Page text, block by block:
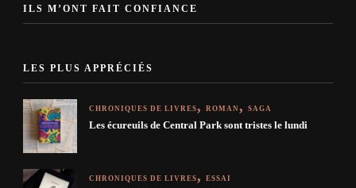
ILS M’ONT FAIT CONFIANCE
LES PLUS APPRÉCIÉS
CHRONIQUES DE LIVRES ROMAN SAGA
Les écureuils de Central Park sont tristes le lundi
CHRONIQUES DE LIVRES ESSAI